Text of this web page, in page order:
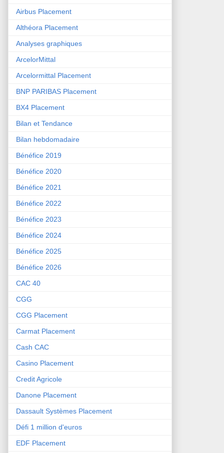
Airbus Placement
Althéora Placement
Analyses graphiques
ArcelorMittal
Arcelormittal Placement
BNP PARIBAS Placement
BX4 Placement
Bilan et Tendance
Bilan hebdomadaire
Bénéfice 2019
Bénéfice 2020
Bénéfice 2021
Bénéfice 2022
Bénéfice 2023
Bénéfice 2024
Bénéfice 2025
Bénéfice 2026
CAC 40
CGG
CGG Placement
Carmat Placement
Cash CAC
Casino Placement
Credit Agricole
Danone Placement
Dassault Systèmes Placement
Défi 1 million d'euros
EDF Placement